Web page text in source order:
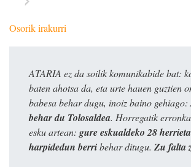
Osorik irakurri
ATARIA ez da soilik komunikabide bat:
baten ahotsa da, eta urte hauen guztien
babesa behar dugu, inoiz baino gehiago:
behar du Tolosaldea. Horregatik
esku artean: gure eskualdeko 28
harpidedun berribehar ditugu. Zu falta